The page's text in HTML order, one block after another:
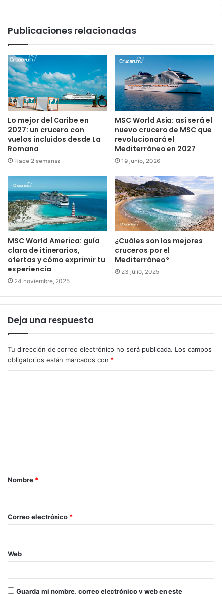
Publicaciones relacionadas
Lo mejor del Caribe en
2027: un crucero con
vuelos incluidos desde La
Romana
Hace 2 semanas
MSC World Asia: así será el
nuevo crucero de MSC que
revolucionará el
Mediterráneo en 2027
19 junio, 2026
MSC World America: guía
clara de itinerarios,
ofertas y cómo exprimir tu
experiencia
24 noviembre, 2025
¿Cuáles son los mejores
cruceros por el
Mediterráneo?
23 julio, 2025
Deja una respuesta
Tu dirección de correo electrónico no será publicada. Los campos
obligatorios están marcados con *
a
r
*
Nombre *
Correo electrónico *
Web
Guarda mi nombre, correo electrónico y web en este